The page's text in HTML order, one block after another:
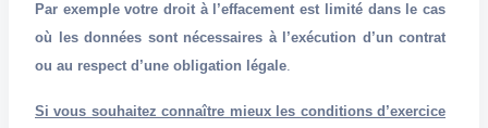
Par exemple votre droit à l’effacement est limité dans le cas
où les données sont nécessaires à l’exécution d’un contrat
ou au respect d’une obligation légale.
Si vous souhaitez connaître mieux les conditions d’exercice